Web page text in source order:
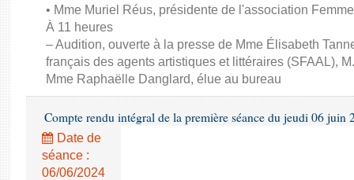
• Mme Muriel Réus, présidente de l'association
À 11 heures
– Audition, ouverte à la presse de Mme Élisabeth
français des agents artistiques et littéraires (SFAAL),
Mme Raphaëlle Danglard, élue au bureau
Compte rendu intégral de la première séance du jeudi 06 juin
Date de
séance :
06/06/2024